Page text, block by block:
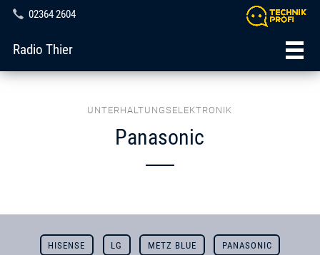
02364 2604
Radio Thier
UNTERHALTUNGSELEKTRONIK
Panasonic
HISENSE LG METZ BLUE PANASONIC